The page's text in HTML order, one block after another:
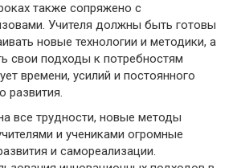
также сопряжено с
Учителя должны быть готовы
новые технологии и методики, а
свои подходы к потребностям
времени, усилий и постоянного
развития.
все трудности, новые методы
и учениками огромные
и самореализации.